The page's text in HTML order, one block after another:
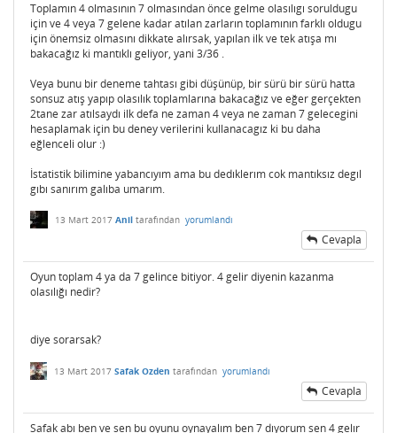
Toplamın 4 olmasının 7 olmasından önce gelme olasılıgı soruldugu
için ve 4 veya 7 gelene kadar atılan zarların toplamının farklı oldugu
için önemsiz olmasını dikkate alırsak, yapılan ilk ve tek atışa mı
bakacağız ki mantıklı geliyor, yani 3/36 .
Veya bunu bir deneme tahtası gibi düşünüp, bir sürü bir sürü hatta
sonsuz atış yapıp olasılık toplamlarına bakacağız ve eğer gerçekten
2tane zar atılsaydı ilk defa ne zaman 4 veya ne zaman 7 gelecegini
hesaplamak için bu deney verilerini kullanacagız ki bu daha
eğlenceli olur :)
İstatistik bilimine yabancıyım ama bu dedıklerım cok mantıksız degıl
gıbı sanırım galıba umarım.
13 Mart 2017 Anil tarafından yorumlandı
Cevapla
Oyun toplam 4 ya da 7 gelince bitiyor. 4 gelir diyenin kazanma
olasılığı nedir?
diye sorarsak?
13 Mart 2017 Safak Ozden tarafından yorumlandı
Cevapla
Safak abı ben ve sen bu oyunu oynayalım ben 7 dıyorum sen 4 gelır